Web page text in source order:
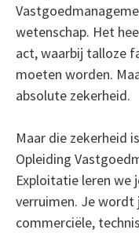
wetenschap. Het
act, waarbij talloze
moeten worden.
absolute zekerheid.
Maar die zekerheid
Opleiding
Exploitatie leren we
verruimen. Je wordt
commerciële,